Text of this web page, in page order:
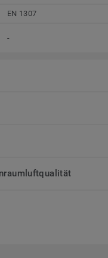
EN 1307
-